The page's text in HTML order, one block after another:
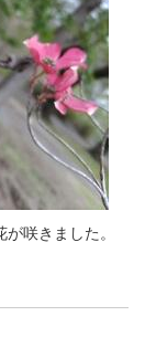
咲きました。